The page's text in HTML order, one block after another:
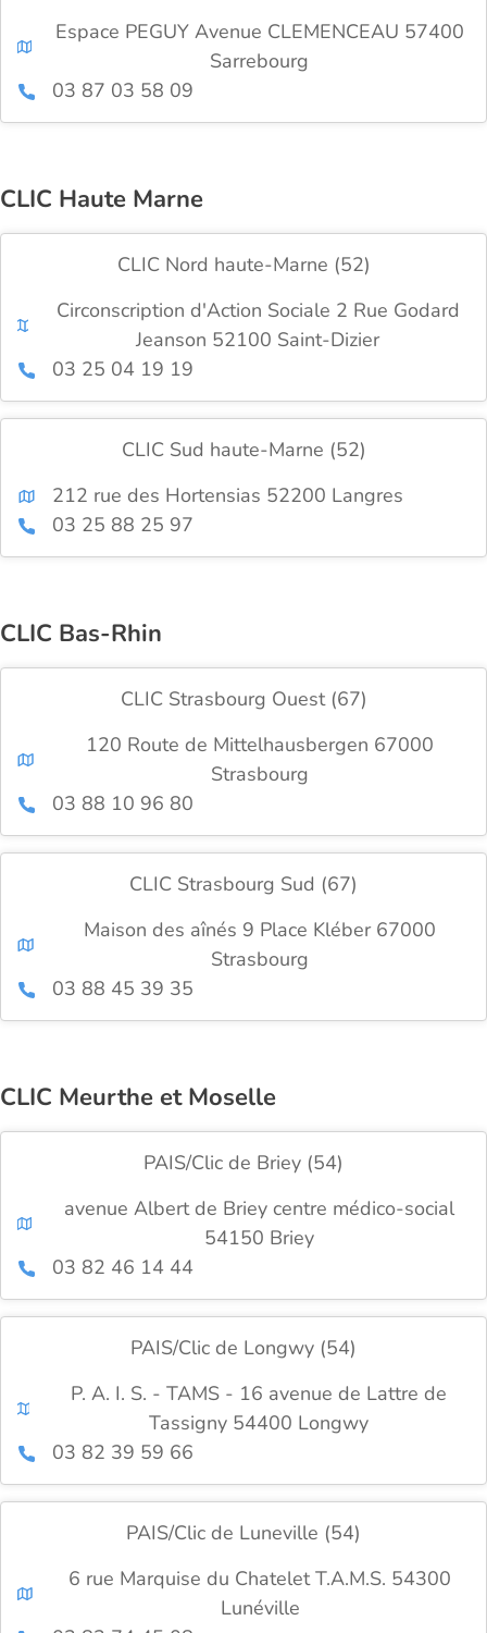
Espace PEGUY Avenue CLEMENCEAU 57400
Sarrebourg
03 87 03 58 09
CLIC Haute Marne
CLIC Nord haute-Marne (52)
Circonscription d'Action Sociale 2 Rue Godard
Jeanson 52100 Saint-Dizier
03 25 04 19 19
CLIC Sud haute-Marne (52)
212 rue des Hortensias 52200 Langres
03 25 88 25 97
CLIC Bas-Rhin
CLIC Strasbourg Ouest (67)
120 Route de Mittelhausbergen 67000
Strasbourg
03 88 10 96 80
CLIC Strasbourg Sud (67)
Maison des aînés 9 Place Kléber 67000
Strasbourg
03 88 45 39 35
CLIC Meurthe et Moselle
PAIS/Clic de Briey (54)
avenue Albert de Briey centre médico-social
54150 Briey
03 82 46 14 44
PAIS/Clic de Longwy (54)
P. A. I. S. - TAMS - 16 avenue de Lattre de
Tassigny 54400 Longwy
03 82 39 59 66
PAIS/Clic de Luneville (54)
6 rue Marquise du Chatelet T.A.M.S. 54300
Lunéville